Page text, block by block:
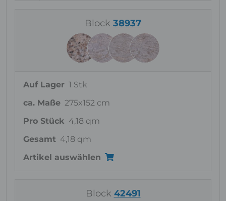
Block 38937
Auf Lager 1 Stk
ca. Maße 275x152 cm
Pro Stück 4,18 qm
Gesamt 4,18 qm
Artikel auswählen
Block 42491